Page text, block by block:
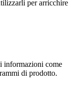
per arricchire
informazioni come
di prodotto.